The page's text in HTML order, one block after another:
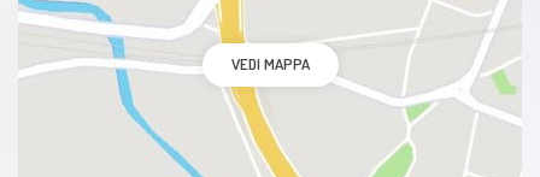
Artrosi
Mal di schiena
Lombalgia
VEDI MAPPA